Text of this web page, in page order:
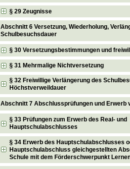
§ 29 Zeugnisse
Abschnitt 6 Versetzung, Wiederholung,
Schulbesuchsdauer
§ 30 Versetzungsbestimmungen und
§ 31 Mehrmalige Nichtversetzung
§ 32 Freiwillige Verlängerung des
Höchstverweildauer
Abschnitt 7 Abschlussprüfungen und Erwerb
§ 33 Prüfungen zum Erwerb des Real- und
Hauptschulabschlusses
§ 34 Erwerb des Hauptschulabschlusses
Hauptschulabschluss gleichgestellten
Schule mit dem Förderschwerpunkt